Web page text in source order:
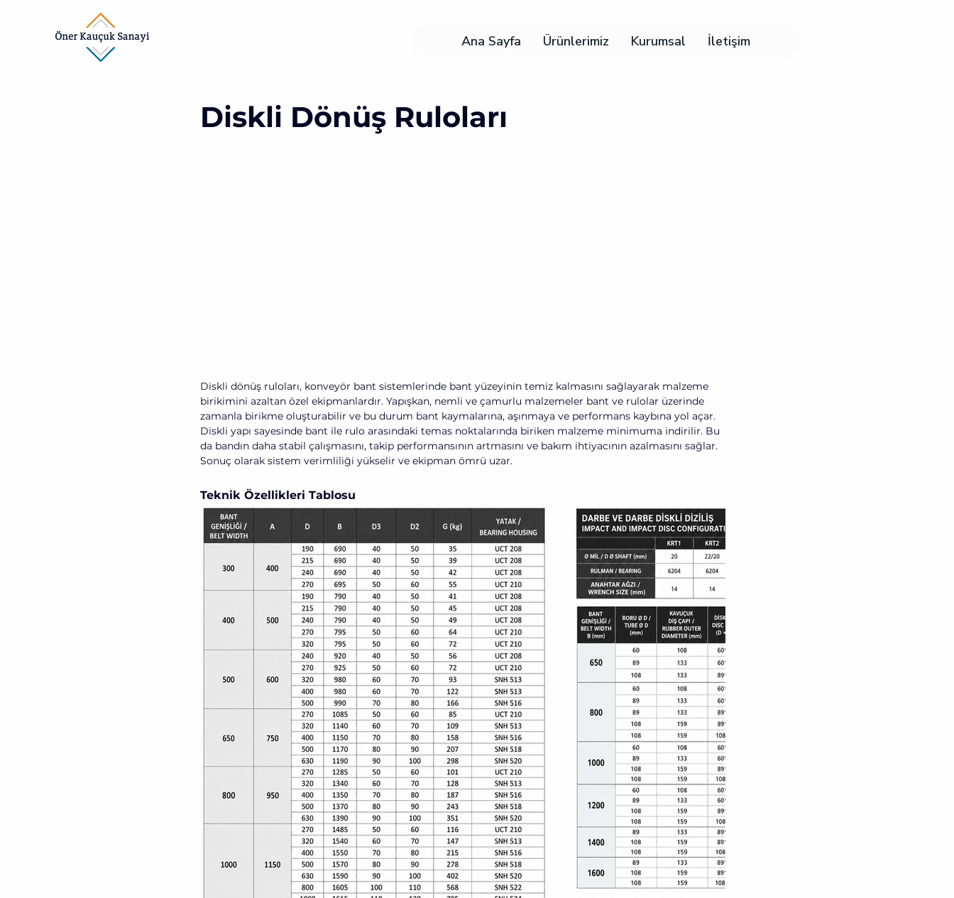
Ana Sayfa Ürünlerimiz Kurumsal İletişim
Diskli Dönüş Ruloları
Diskli dönüş ruloları, konveyör bant sistemlerinde bant yüzeyinin temiz kalmasını sağlayarak malzeme
birikimini azaltan özel ekipmanlardır. Yapışkan, nemli ve çamurlu malzemeler bant ve rulolar üzerinde
zamanla birikme oluşturabilir ve bu durum bant kaymalarına, aşınmaya ve performans kaybına yol açar.
Diskli yapı sayesinde bant ile rulo arasındaki temas noktalarında biriken malzeme minimuma indirilir. Bu
da bandın daha stabil çalışmasını, takip performansının artmasını ve bakım ihtiyacının azalmasını sağlar.
Sonuç olarak sistem verimliliği yükselir ve ekipman ömrü uzar.
Teknik Özellikleri Tablosu